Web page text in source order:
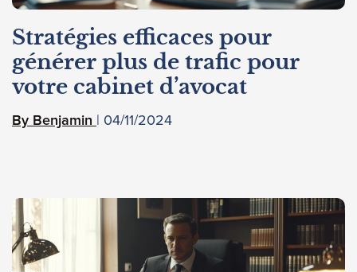
Stratégies efficaces pour
générer plus de trafic pour
votre cabinet d’avocat
Benjamin 04/11/2024